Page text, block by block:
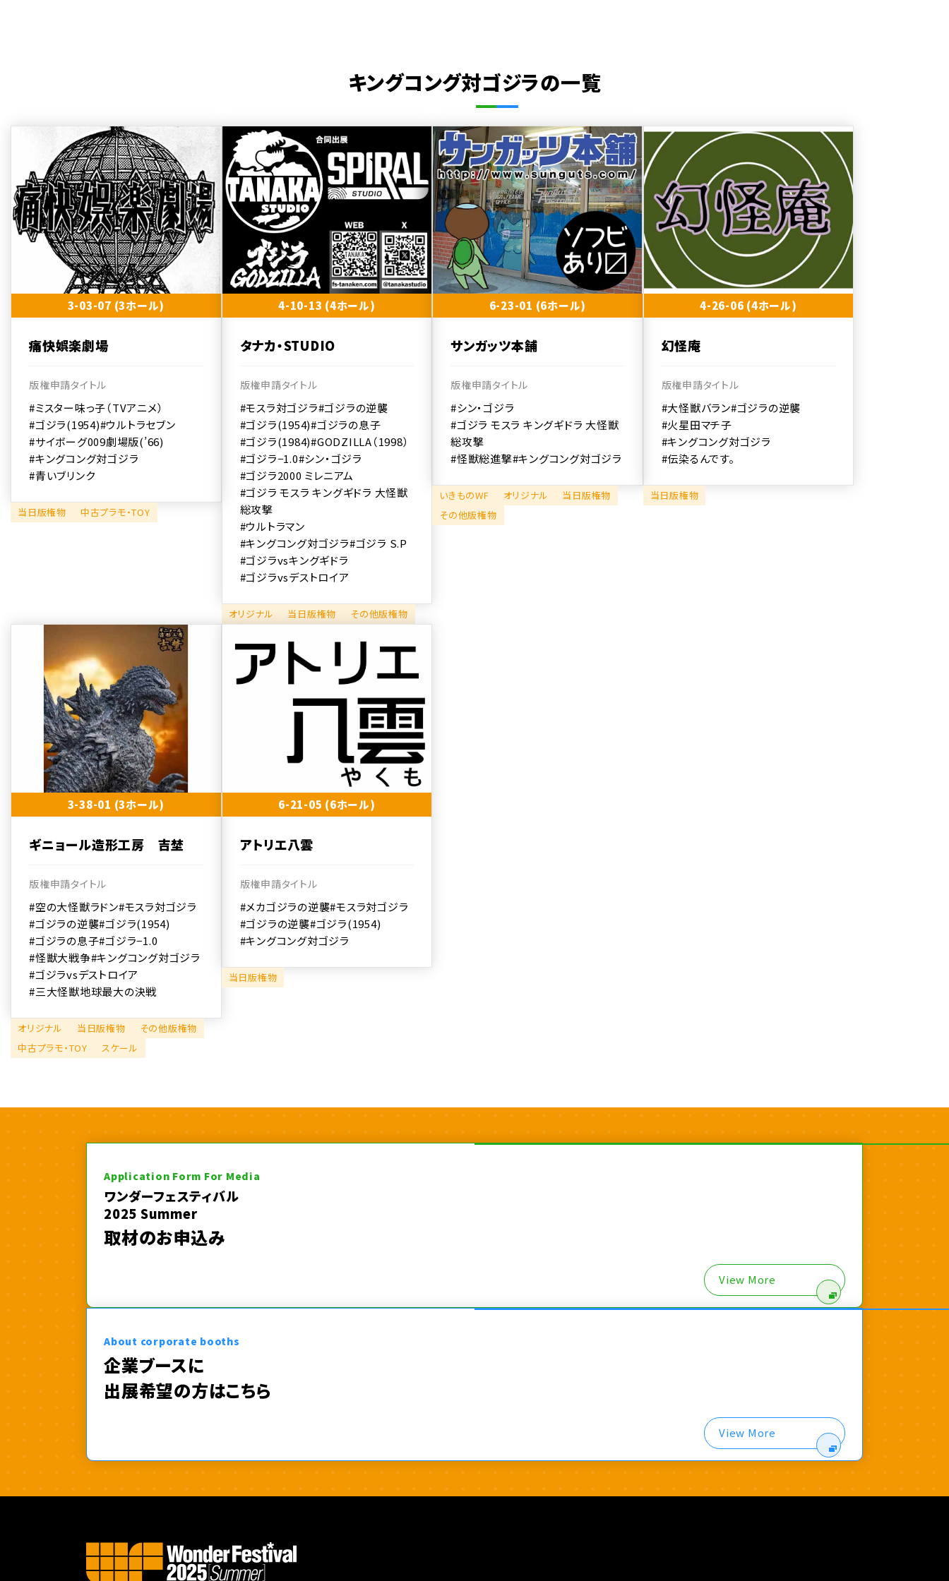
キングコング対ゴジラの一覧
3-03-07 (3ホール)
痛快娯楽劇場
版権申請タイトル
#ミスター味っ子（TVアニメ）
#ゴジラ(1954)#ウルトラセブン
#サイボーグ009劇場版(’66)
#キングコング対ゴジラ
#青いブリンク
当日版権物 中古プラモ・TOY
4-10-13 (4ホール)
タナカ・STUDIO
版権申請タイトル
#モスラ対ゴジラ#ゴジラの逆襲
#ゴジラ(1954)#ゴジラの息子
#ゴジラ(1984)#GODZILLA（1998）
#ゴジラ−1.0#シン・ゴジラ
#ゴジラ2000 ミレニアム
#ゴジラ モスラ キングギドラ 大怪獣
総攻撃
#ウルトラマン
#キングコング対ゴジラ#ゴジラ S.P
#ゴジラvsキングギドラ
#ゴジラvsデストロイア
オリジナル 当日版権物 その他版権物
6-23-01 (6ホール)
サンガッツ本舗
版権申請タイトル
#シン・ゴジラ
#ゴジラ モスラ キングギドラ 大怪獣
総攻撃
#怪獣総進撃#キングコング対ゴジラ
いきものWF オリジナル
当日版権物
その他版権物
4-26-06 (4ホール)
幻怪庵
版権申請タイトル
#大怪獣バラン#ゴジラの逆襲
#火星田マチ子
#キングコング対ゴジラ
#伝染るんです。
当日版権物
3-38-01 (3ホール)
ギニョール造形工房 吉埜
版権申請タイトル
#空の大怪獣ラドン#モスラ対ゴジラ
#ゴジラの逆襲#ゴジラ(1954)
#ゴジラの息子#ゴジラ−1.0
#怪獣大戦争#キングコング対ゴジラ
#ゴジラvsデストロイア
#三大怪獣地球最大の決戦
オリジナル 当日版権物
その他版権物
中古プラモ・TOY
スケール
6-21-05 (6ホール)
アトリエ八雲
版権申請タイトル
#メカゴジラの逆襲#モスラ対ゴジラ
#ゴジラの逆襲#ゴジラ(1954)
#キングコング対ゴジラ
当日版権物
Application Form For Media
ワンダーフェスティバル
2025 Summer
取材のお申込み
View More
About corporate booths
企業ブースに
出展希望の方はこちら
View More